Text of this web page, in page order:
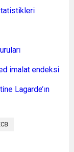
imalat endeksi
Lagarde’ın